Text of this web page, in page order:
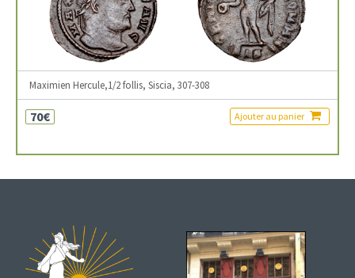
Maximien Hercule,1/2 follis, Siscia, 307-308
70€ Ajouter au panier